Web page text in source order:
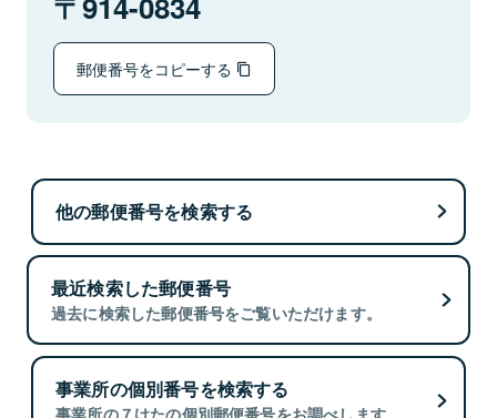
郵便番号をコピーする
他の郵便番号を検索する
最近検索した郵便番号
過去に検索した郵便番号をご覧いただけます。
事業所の個別番号を検索する
事業所の７けたの個別郵便番号をお調べします。